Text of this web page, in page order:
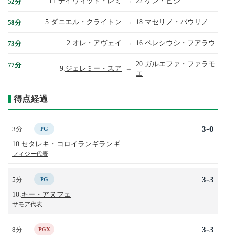
58分 5. ダニエル・クライトン → 18. マセリノ・パウリノ
73分 2. オレ・アヴェイ → 16. ペレシウシ・フアラウ
77分 9.ジェレミー・スア →
20. ガルエファ・ファラモ
エ
得点経過
3分 PG
10. セタレキ・コロイランギランギ
フィジー代表
3-0
5分 PG
10. キー・アヌフェ
サモア代表
3-3
8分 PGX 3-3